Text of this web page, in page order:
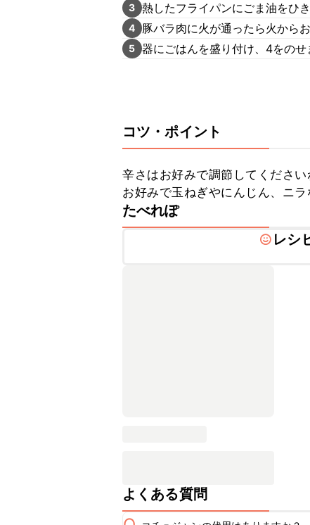
3 熱したフライパンにごま油をひ
4 豚バラ肉に火が通ったら火からお
5 器にごはんを盛り付け、4をのせ
コツ・ポイント
辛さはお好みで調節してください
お好みで玉ねぎやにんじん、ニ
たべれぽ
レシ
よくある質問